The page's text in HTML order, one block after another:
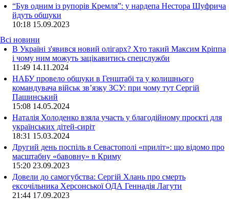
“Був одним із рупорів Кремля”: у нардепа Нестора Шуфрича
йдуть обшуки
10:18 15.09.2023
Всі новини
В Україні з'явився новий олігарх? Хто такий Максим Кріппа
і чому ним можуть зацікавитись спецслужби
11:49 14.11.2024
НАБУ провело обшуки в Генштабі та у колишнього
командувача військ зв’язку ЗСУ: при чому тут Сергій
Пашинський
15:08 14.05.2024
Наталія Холоденко взяла участь у благодійному проєкті для
українських дітей-сиріт
18:31 15.03.2024
Другий день поспіль в Севастополі «приліт»: що відомо про
масштабну «бавовну» в Криму
15:20 23.09.2023
Довели до самогубства: Сергій Хлань про смерть
ексочільника Херсонської ОДА Геннадія Лагути
21:44 17.09.2023